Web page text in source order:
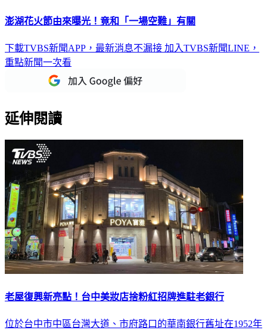
澎湖花火節由來曝光！竟和「一場空難」有關
下載TVBS新聞APP，最新消息不漏接 加入TVBS新聞LINE，
重點新聞一次看
延伸閱讀
老屋復興新亮點！台中美妝店捨粉紅招牌進駐老銀行
位於台中市中區台灣大道、市府路口的華南銀行舊址在1952年